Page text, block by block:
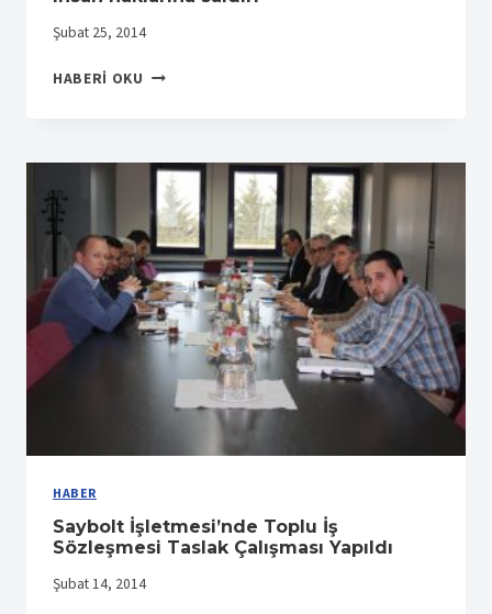
Şubat 25, 2014
HABERI OKU STANDARD
KADININ
INSAN
HAKLARINA
SALDIRI
HABER
Saybolt İşletmesi’nde Toplu İş
Sözleşmesi Taslak Çalışması Yapıldı
Şubat 14, 2014